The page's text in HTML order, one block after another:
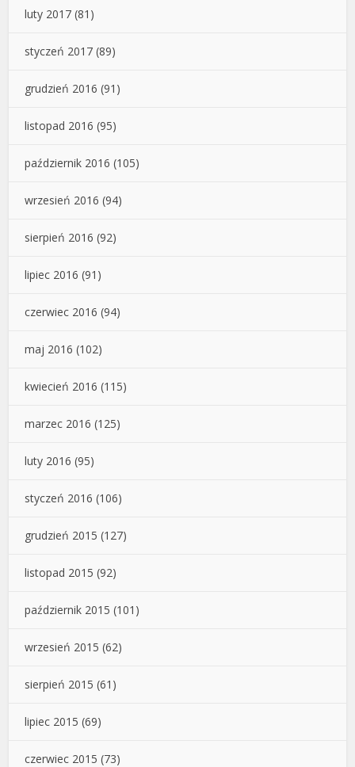
luty 2017 (81)
styczeń 2017 (89)
grudzień 2016 (91)
listopad 2016 (95)
październik 2016 (105)
wrzesień 2016 (94)
sierpień 2016 (92)
lipiec 2016 (91)
czerwiec 2016 (94)
maj 2016 (102)
kwiecień 2016 (115)
marzec 2016 (125)
luty 2016 (95)
styczeń 2016 (106)
grudzień 2015 (127)
listopad 2015 (92)
październik 2015 (101)
wrzesień 2015 (62)
sierpień 2015 (61)
lipiec 2015 (69)
czerwiec 2015 (73)